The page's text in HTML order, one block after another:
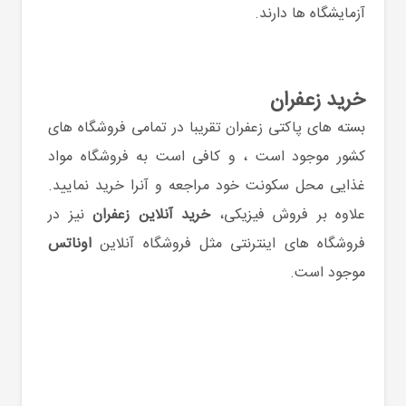
آزمایشگاه ها دارند.
خرید زعفران
بسته های پاکتی زعفران تقریبا در تمامی فروشگاه های
کشور موجود است ، و کافی است به فروشگاه مواد
غذایی محل سکونت خود مراجعه و آنرا خرید نمایید.
علاوه بر فروش فیزیکی،خرید آنلاین زعفران نیز در
فروشگاه های اینترنتی مثل فروشگاه آنلاین اوناتس
موجود است.